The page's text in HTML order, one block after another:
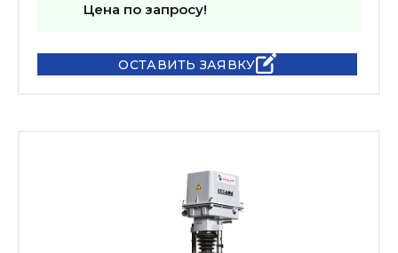
Цена по запросу!
ОСТАВИТЬ ЗАЯВКУ